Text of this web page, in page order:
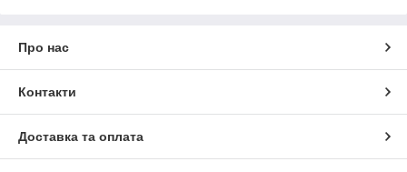
Про нас
Контакти
Доставка та оплата